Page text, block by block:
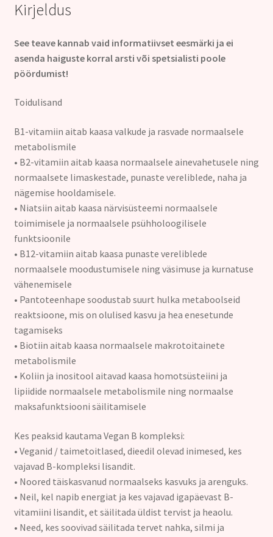
Kirjeldus
See teave kannab vaid informatiivset eesmärki ja ei
asenda haiguste korral arsti või spetsialisti poole
pöördumist!
Toidulisand
B1-vitamiin aitab kaasa valkude ja rasvade normaalsele
metabolismile
• B2-vitamiin aitab kaasa normaalsele ainevahetusele ning
normaalsete limaskestade, punaste vereliblede, naha ja
nägemise hooldamisele.
• Niatsiin aitab kaasa närvisüsteemi normaalsele
toimimisele ja normaalsele psühholoogilisele
funktsioonile
• B12-vitamiin aitab kaasa punaste vereliblede
normaalsele moodustumisele ning väsimuse ja kurnatuse
vähenemisele
• Pantoteenhape soodustab suurt hulka metaboolseid
reaktsioone, mis on olulised kasvu ja hea enesetunde
tagamiseks
• Biotiin aitab kaasa normaalsele makrotoitainete
metabolismile
• Koliin ja inositool aitavad kaasa homotsüsteiini ja
lipiidide normaalsele metabolismile ning normaalse
maksafunktsiooni säilitamisele
Kes peaksid kautama Vegan B kompleksi:
• Veganid / taimetoitlased, dieedil olevad inimesed, kes
vajavad B-kompleksi lisandit.
• Noored täiskasvanud normaalseks kasvuks ja arenguks.
• Neil, kel napib energiat ja kes vajavad igapäevast B-
vitamiini lisandit, et säilitada üldist tervist ja heaolu.
• Need, kes soovivad säilitada tervet nahka, silmi ja